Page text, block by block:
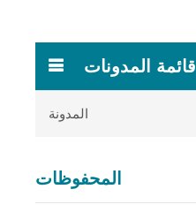
قائمة المدونات
المدونة
المحفوظات